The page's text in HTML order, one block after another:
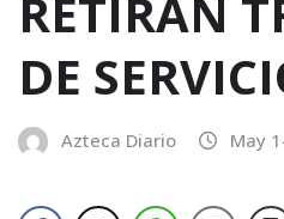
RETIRAN
DE
Azteca Diario May